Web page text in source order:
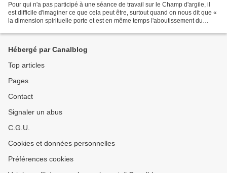
Pour qui n'a pas participé à une séance de travail sur le Champ d'argile, il
est difficile d'imaginer ce que cela peut être, surtout quand on nous dit que «
la dimension spirituelle porte et est en même temps l'aboutissement du
Hébergé par Canalblog
Top articles
Pages
Contact
Signaler un abus
C.G.U.
Cookies et données personnelles
Préférences cookies